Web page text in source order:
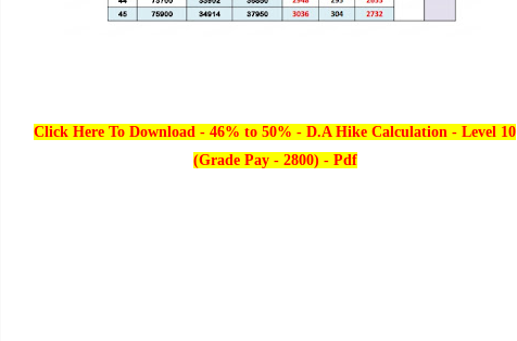
Click Here To Download - 46% to 50% - D.A Hike Calculation - Level 10
(Grade Pay - 2800) - Pdf